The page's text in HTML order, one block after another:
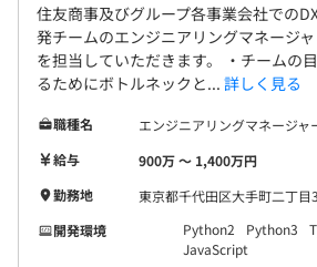
住友商事及びグループ各事業会社での
発チームのエンジニアリングマネージ
を担当していただきます。 ・チームの
るためにボトルネックと... 詳しく見る
職種名
エンジニアリングマネージャ
給与
900万 〜 1,400万円
勤務地
東京都千代田区大手町二丁目
開発環境
Python2 Python3
JavaScript